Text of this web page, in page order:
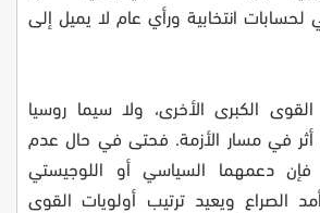
لحسابات انتخابية ورأي عام لا يميل إلى
الكبرى الأخرى، ولا سيما روسيا
أثر في مسار الأزمة. فحتى في حال عدم
فإن دعمهما السياسي أو اللوجيستي
الصراع ويعيد ترتيب أولويات القوى